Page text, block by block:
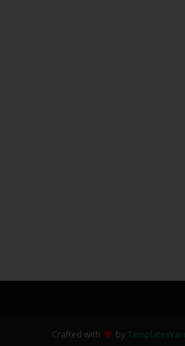
Crafted with by